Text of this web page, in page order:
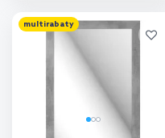
Dodaj do
porównania
multirabaty